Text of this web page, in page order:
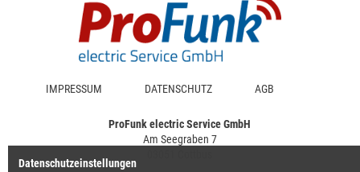
IMPRESSUM DATENSCHUTZ AGB
ProFunk electric Service GmbH
Am Seegraben 7
Datenschutzeinstellungen